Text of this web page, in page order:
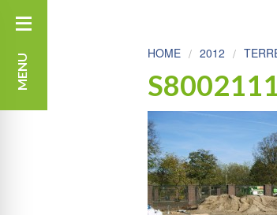
MENU
HOME 2012